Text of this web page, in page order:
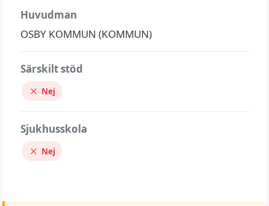
Huvudman
OSBY KOMMUN (KOMMUN)
Särskilt stöd
Nej
Sjukhusskola
Nej